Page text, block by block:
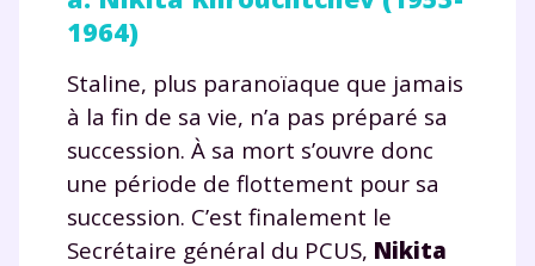
1964)
Staline, plus paranoïaque que jamais
à la fin de sa vie, n’a pas préparé sa
succession. À sa mort s’ouvre donc
une période de flottement pour sa
succession. C’est finalement le
Secrétaire général du PCUS, Nikita